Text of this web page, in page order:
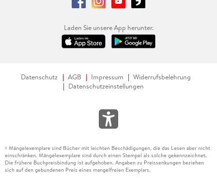
Laden Sie unsere App herunter.
Datenschutz AGB Impressum
Widerrufsbelehrung
Datenschutzeinstellungen
1 Mängelexemplare sind Bücher mit leichten Beschädigungen, die das Lesen aber nicht
einschränken. Mängelexemplare sind durch einen Stempel als solche gekennzeichnet.
Die frühere Buchpreisbindung ist aufgehoben. Angaben zu Preissenkungen beziehen
sich auf den gebundenen Preis eines mangelfreien Exemplars.